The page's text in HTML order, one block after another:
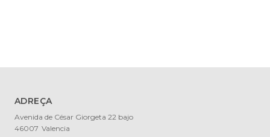
ADREÇA
Avenida de César Giorgeta 22 bajo
46007 Valencia